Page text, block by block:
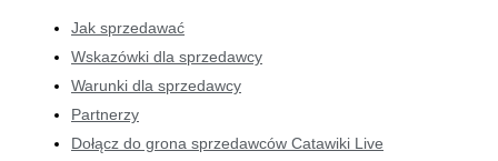
Jak sprzedawać
Wskazówki dla sprzedawcy
Warunki dla sprzedawcy
Partnerzy
Dołącz do grona sprzedawców Catawiki Live